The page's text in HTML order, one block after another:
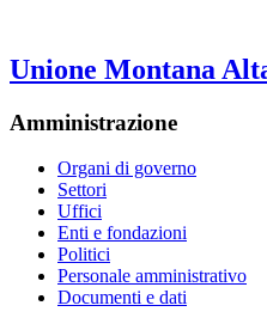
Unione Montana
Amministrazione
Organi di governo
Settori
Uffici
Enti e fondazioni
Politici
Personale amministrativo
Documenti e dati